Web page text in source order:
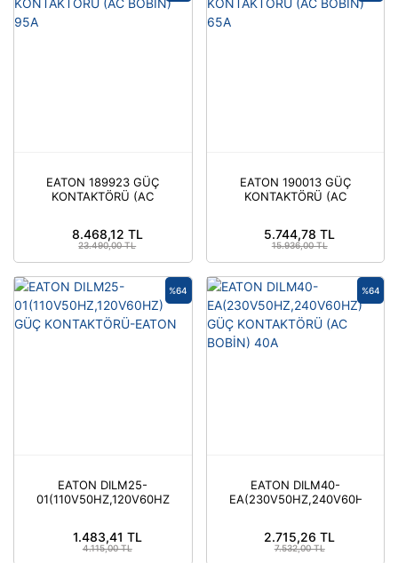
EATON 189923 GÜÇ
KONTAKTÖRÜ (AC
8.468,12 TL
23.490,00 TL
EATON 190013 GÜÇ
KONTAKTÖRÜ (AC
5.744,78 TL
15.936,00 TL
EATON DILM25-
01(110V50HZ,120V60HZ)
%64
1.483,41 TL
4.115,00 TL
EATON DILM40-
EA(230V50HZ,240V60HZ)
%64
2.715,26 TL
7.532,00 TL